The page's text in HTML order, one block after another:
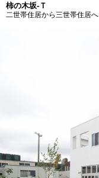
柿の木坂-Ｔ
二世帯住居から三世帯住居へ